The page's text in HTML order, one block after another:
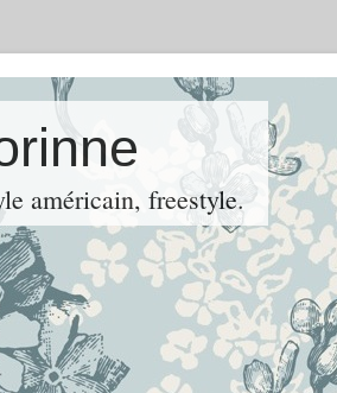
américain, freestyle.